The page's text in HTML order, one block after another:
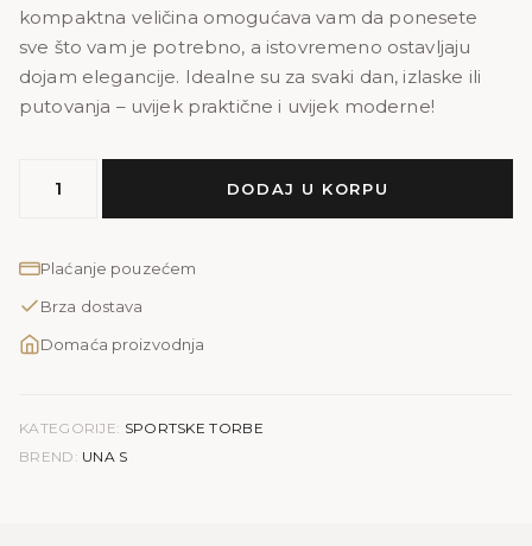
kompaktna veličina omogućava vam da ponesete
sve što vam je potrebno, a istovremeno ostavljaju
dojam elegancije. Idealne su za svaki dan, izlaske ili
putovanja – uvijek praktične i uvijek moderne!
količina
DODAJ U KORPU
Plaćanje pouzećem
Brza dostava
Domaća proizvodnja
KATEGORIJE: SPORTSKE TORBE
BREND: UNA S